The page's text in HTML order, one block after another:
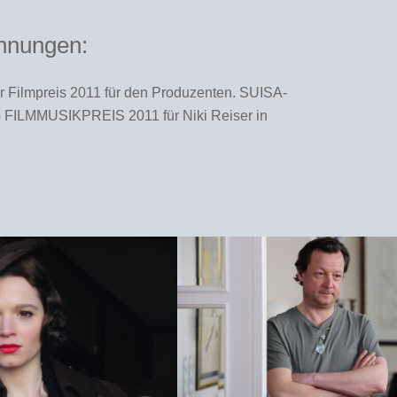
Filmpreis 2011 für den Produzenten. SUISA-
FILMMUSIKPREIS 2011 für Niki Reiser in